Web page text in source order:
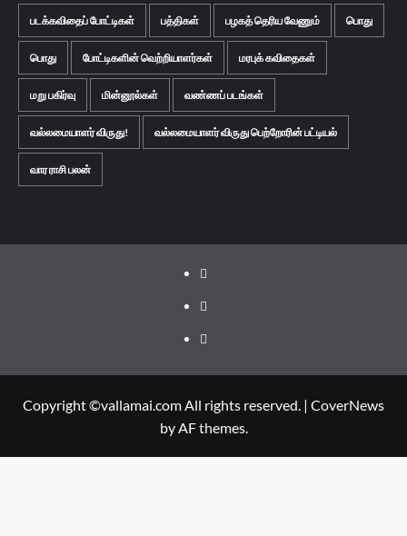
படக்கவிதைப் போட்டிகள் பத்திகள் பழகத் தெரிய வேணும் பொது
பொது போட்டிகளின் வெற்றியாளர்கள் மரபுக் கவிதைகள்
மறு பகிர்வு மின்னூல்கள் வண்ணப் படங்கள்
வல்லமையாளர் விருது! வல்லமையாளர் விருது பெற்றோரின் பட்டியல்
வார ராசி பலன்
Facebook
Twitter
Youtube
Copyright ©vallamai.com All rights reserved. | CoverNews
by AF themes.